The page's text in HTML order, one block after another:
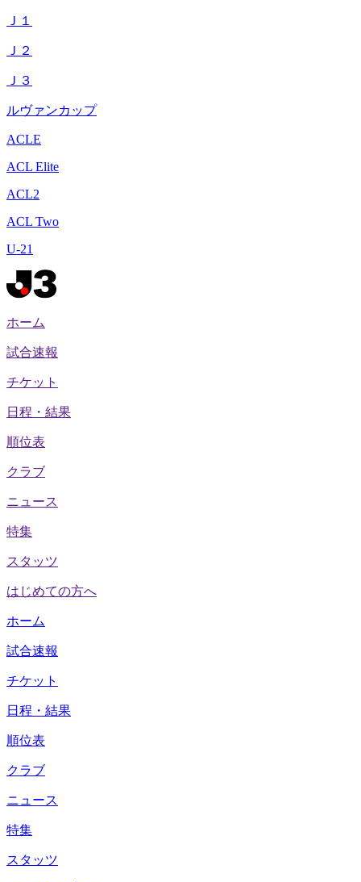
Ｊ１
Ｊ２
Ｊ３
ルヴァンカップ
ACLE
ACL Elite
ACL2
ACL Two
U-21
ホーム
試合速報
チケット
日程・結果
順位表
クラブ
ニュース
特集
スタッツ
はじめての方へ
ホーム
試合速報
チケット
日程・結果
順位表
クラブ
ニュース
特集
スタッツ